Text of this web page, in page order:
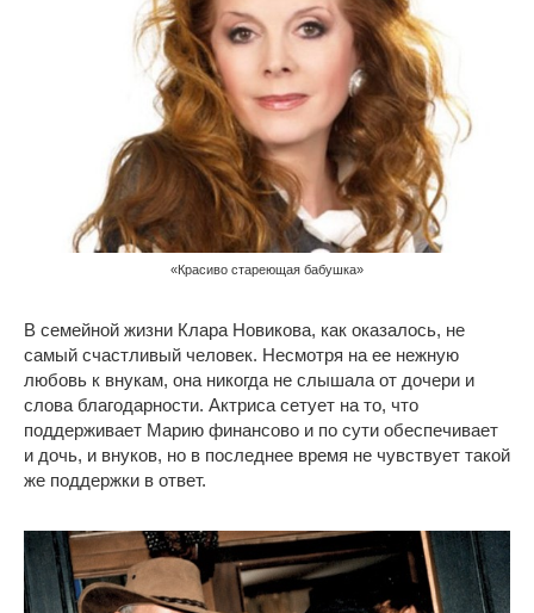
«Красиво стареющая бабушка»
В семейной жизни Клара Новикова, как оказалось, не
самый счастливый человек. Несмотря на ее нежную
любовь к внукам, она никогда не слышала от дочери и
слова благодарности. Актриса сетует на то, что
поддерживает Марию финансово и по сути обеспечивает
и дочь, и внуков, но в последнее время не чувствует такой
же поддержки в ответ.